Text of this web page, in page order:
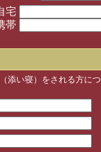
宅
帯
添い寝）をされる方に